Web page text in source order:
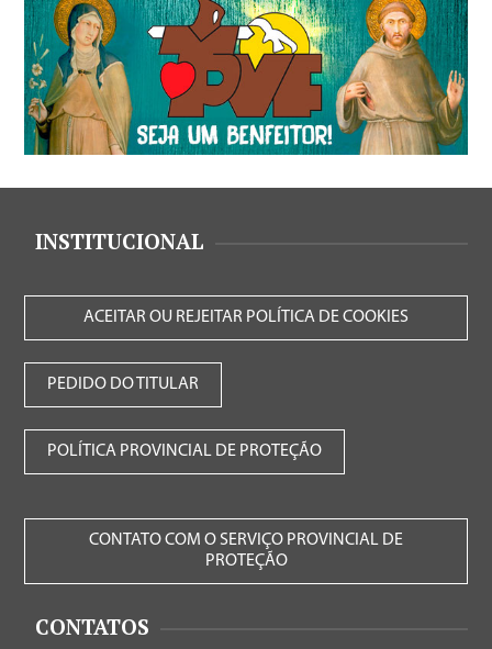
INSTITUCIONAL
ACEITAR OU REJEITAR POLÍTICA DE COOKIES
PEDIDO DO TITULAR
POLÍTICA PROVINCIAL DE PROTEÇÃO
CONTATO COM O SERVIÇO PROVINCIAL DE
PROTEÇÃO
CONTATOS